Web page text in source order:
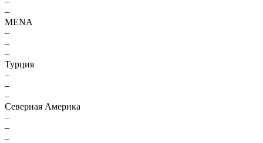
–
MENA
–
–
–
Турция
–
–
–
Северная Америка
–
–
–